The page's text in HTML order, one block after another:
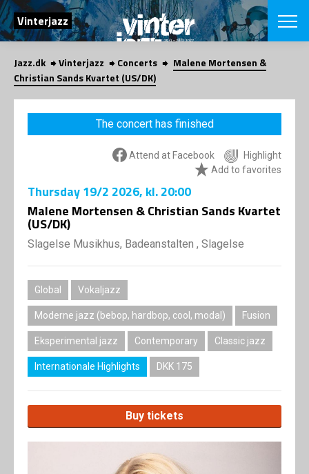
SEARCH
Vinterjazz
Danish
CHOOSE
VINTERJAZZ
Themes
LOCATIONS
Venues &
About us
Privacy
Jazz.dk Vinterjazz Concerts
Malene Mortensen &
Christian Sands Kvartet (US/DK)
The concert has finished
Attend at Facebook
Highlight
Add to favorites
Thursday19/2 2026, kl. 20:00
Malene Mortensen & Christian Sands Kvartet
(US/DK)
Slagelse Musikhus, Badeanstalten , Slagelse
Global Vokaljazz
Moderne jazz (bebop, hardbop, cool, modal) Fusion
Eksperimental jazz Contemporary Classic jazz
Internationale Highlights DKK 175
Buy tickets